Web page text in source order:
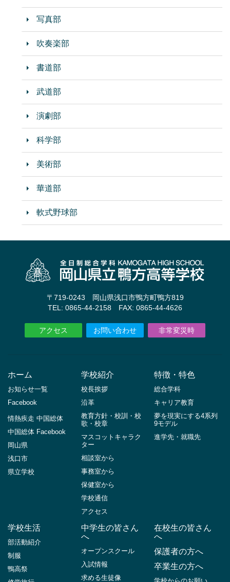
写真部
吹奏楽部
書道部
武道部
演劇部
科学部
美術部
華道部
軟式野球部
〒719-0243 岡山県浅口市鴨方町鴨方819
TEL: 0865-44-2158 FAX: 0865-44-4626
アクセス お問い合わせ 非常変災時
ホーム
お知らせ一覧
Facebook
情熱疾走 中国総体
中国総体 Facebook
岡山県
浅口市
県立学校
学校紹介
校長挨拶
沿革
教育方針・校訓・校
歌・校章
マスコットキャラク
ター
相談室から
事務室から
保健室から
学校通信
アクセス
特徴・特色
総合学科
キャリア教育
夢を現実にする4系列
9モデル
進学先・就職先
学校生活
部活動紹介
制服
鴨高祭
中学生の皆さん
へ
オープンスクール
入試情報
求める生徒像
在校生の皆さん
へ
保護者の方へ
卒業生の方へ
学校からのお願い